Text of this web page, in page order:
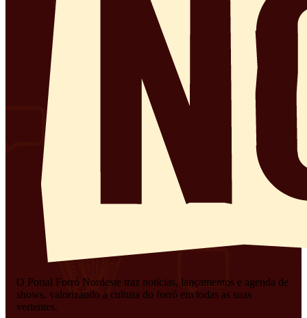
O Portal Forró Nordeste traz notícias, lançamentos e agenda de
shows, valorizando a cultura do forró em todas as suas
vertentes.